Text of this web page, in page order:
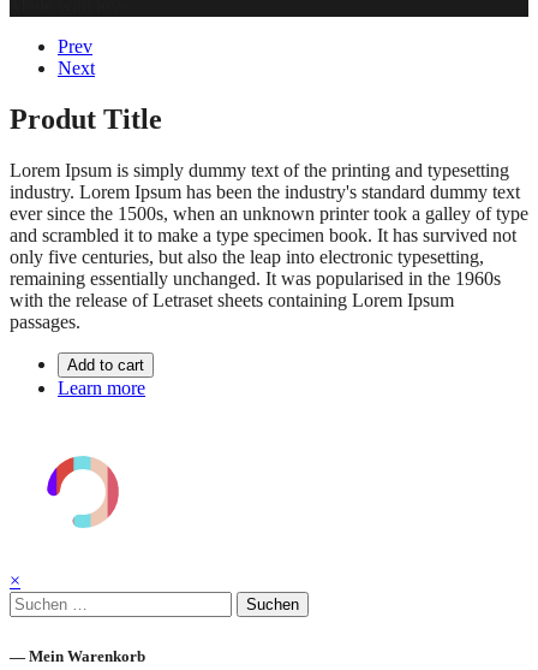
Prev
Next
Produt Title
Lorem Ipsum is simply dummy text of the printing and typesetting
industry. Lorem Ipsum has been the industry's standard dummy text
ever since the 1500s, when an unknown printer took a galley of type
and scrambled it to make a type specimen book. It has survived not
only five centuries, but also the leap into electronic typesetting,
remaining essentially unchanged. It was popularised in the 1960s
with the release of Letraset sheets containing Lorem Ipsum
passages.
Add to cart
Learn more
×
Suchen
nach:
— Mein Warenkorb